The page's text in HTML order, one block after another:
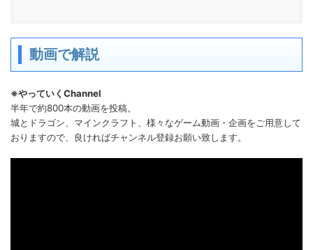
動画で解説
※やっていくChannel
半年で約800本の動画を投稿。
城とドラゴン、マインクラフト、様々なゲーム動画・企画をご用意して
おりますので、良ければチャンネル登録お願い致します。